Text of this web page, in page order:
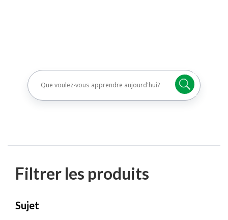
Filtrer les produits
Passer
Chaque
Sujet